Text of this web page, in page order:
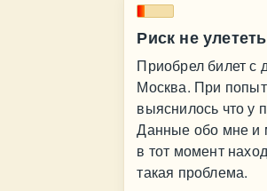
Риск не
Приобрел билет
Москва. При
выяснилось что у
Данные обо мне и
в тот момент
такая проблема.